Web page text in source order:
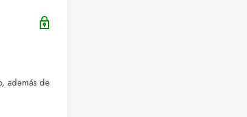
además de